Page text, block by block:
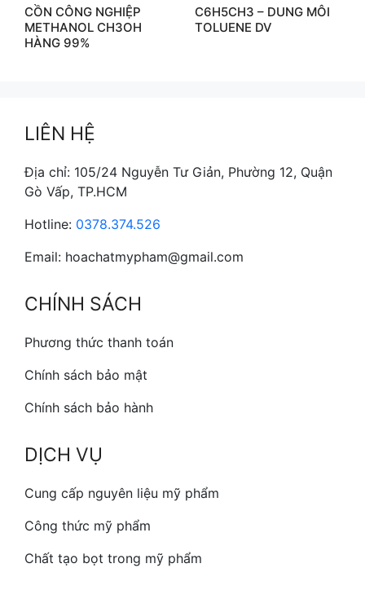
CỒN CÔNG NGHIỆP
METHANOL CH3OH
HÀNG 99%
C6H5CH3 – DUNG MÔI
TOLUENE DV
LIÊN HỆ
Địa chỉ: 105/24 Nguyễn Tư Giản, Phường 12, Quận
Gò Vấp, TP.HCM
Hotline: 0378.374.526
Email: hoachatmypham@gmail.com
CHÍNH SÁCH
Phương thức thanh toán
Chính sách bảo mật
Chính sách bảo hành
DỊCH VỤ
Cung cấp nguyên liệu mỹ phẩm
Công thức mỹ phẩm
Chất tạo bọt trong mỹ phẩm